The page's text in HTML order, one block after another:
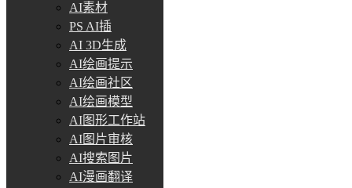
AI素材
PS AI插
AI 3D生成
AI绘画提示
AI绘画社区
AI绘画模型
AI图形工作站
AI图片审核
AI搜索图片
AI漫画翻译